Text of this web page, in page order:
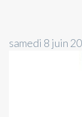
samedi 8 juin